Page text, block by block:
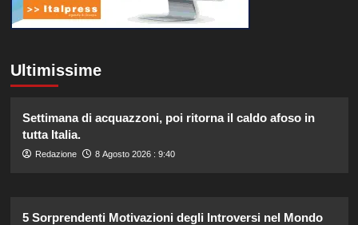
Ultimissime
Settimana di acquazzoni, poi ritorna il caldo afoso in
tutta Italia.
Redazione 8 Agosto 2026 : 9:40
5 Sorprendenti Motivazioni degli Introversi nel Mondo